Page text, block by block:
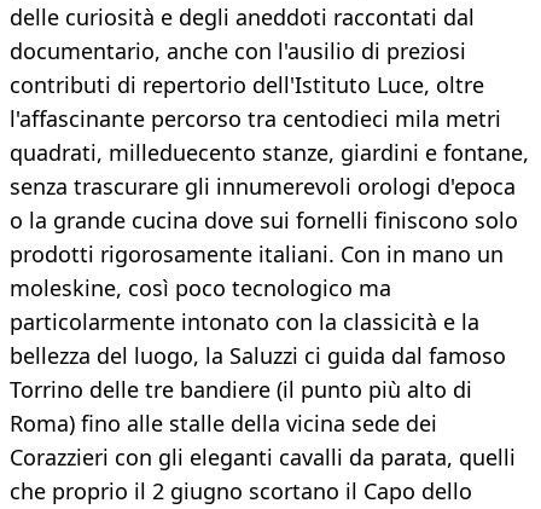
delle curiosità e degli aneddoti raccontati dal
documentario, anche con l'ausilio di preziosi
contributi di repertorio dell'Istituto Luce, oltre
l'affascinante percorso tra centodieci mila metri
quadrati, milleduecento stanze, giardini e fontane,
senza trascurare gli innumerevoli orologi d'epoca
o la grande cucina dove sui fornelli finiscono solo
prodotti rigorosamente italiani. Con in mano un
moleskine, così poco tecnologico ma
particolarmente intonato con la classicità e la
bellezza del luogo, la Saluzzi ci guida dal famoso
Torrino delle tre bandiere (il punto più alto di
Roma) fino alle stalle della vicina sede dei
Corazzieri con gli eleganti cavalli da parata, quelli
che proprio il 2 giugno scortano il Capo dello